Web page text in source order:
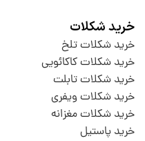
خرید شکلات
خرید شکلات تلخ
خرید شکلات کاکائویی
خرید شکلات تابلت
خرید شکلات ویفری
خرید شکلات مغزانه
خرید پاستیل